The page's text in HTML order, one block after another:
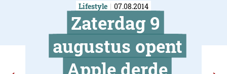
Lifestyle 07.08.2014